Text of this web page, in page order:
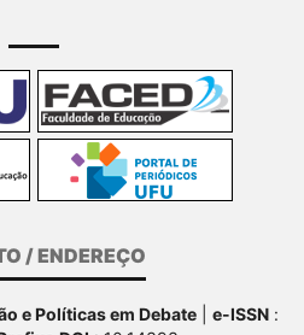
/ ENDEREÇO
e Políticas em Debate| e-ISSN: